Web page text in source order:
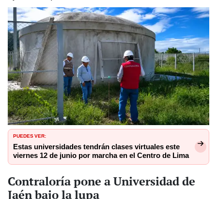
PUEDES VER:
Estas universidades tendrán clases virtuales este
viernes 12 de junio por marcha en el Centro de Lima
Contraloría pone a Universidad de
Jaén bajo la lupa